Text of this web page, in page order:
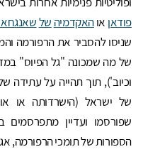
פודאן אוהאקדמיה של
שניסו להסביר את הרפורמה
של מה שמכונה "גל הפיוס"
וכיוב'), תוך תהייה על עתידה
של ישראל (הישרדותה או
שפורסמו ועדיין
הספורות של תומכי הרפורמה,